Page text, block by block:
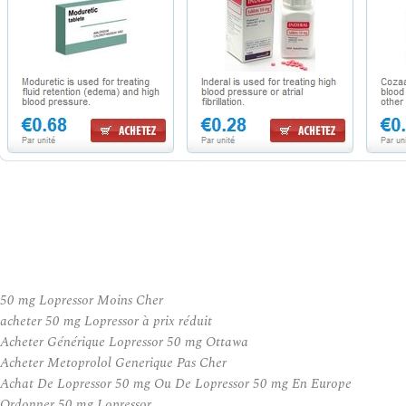
50 mg Lopressor Moins Cher
acheter 50 mg Lopressor à prix réduit
Acheter Générique Lopressor 50 mg Ottawa
Acheter Metoprolol Generique Pas Cher
Achat De Lopressor 50 mg Ou De Lopressor 50 mg En Europe